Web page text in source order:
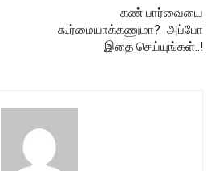
கண் பார்வையை
கூர்மையாக்கணுமா? அப்போ
இதை செய்யுங்கள்..!